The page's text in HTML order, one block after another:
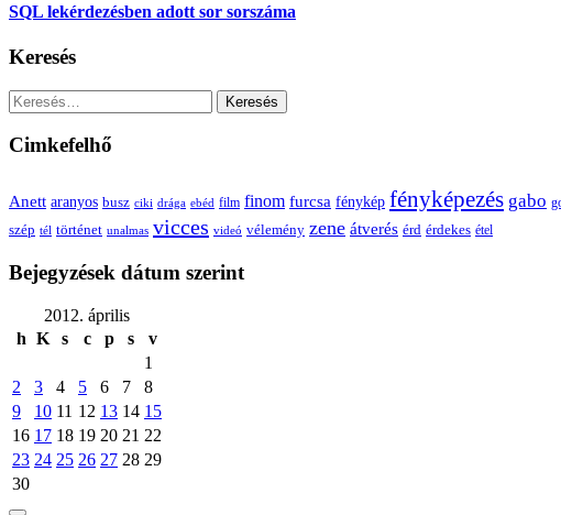
SQL lekérdezésben adott sor sorszáma
Keresés
Keresés:
Cimkefelhő
Anett aranyos busz ciki drága ebéd film finom furcsa fénykép fényképezés gabo
szép tél történet unalmas vicces videó vélemény zene átverés érd érdekes étel
Bejegyzések dátum szerint
2012. április
h K s c p s
v
1
2
3 4 5 6 7
8
9
10 11 12 13 14 15
16 17 18 19 20 21 22
23 24 25 26 27 28 29
30